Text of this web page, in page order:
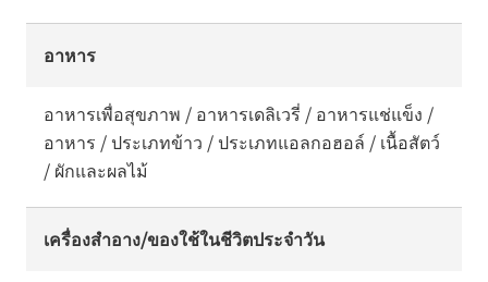
อาหาร
อาหารเพื่อสุขภาพ / อาหารเดลิเวรี่ / อาหารแช่แข็ง /
อาหาร / ประเภทข้าว / ประเภทแอลกอฮอล์ / เนื้อสัตว์
/ ผักและผลไม้
เครื่องสำอาง/ของใช้ในชีวิตประจำวัน